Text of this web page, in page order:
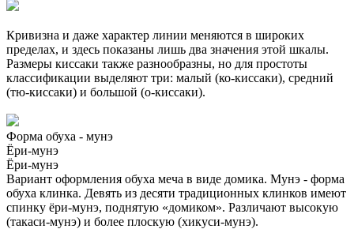
Кривизна и даже характер линии меняются в широких
пределах, и здесь показаны лишь два значения этой шкалы.
Размеры киссаки также разнообразны, но для простоты
классификации выделяют три: малый (ко-киссаки), средний
(тю-киссаки) и большой (о-киссаки).
Форма обуха - мунэ
Ёри-мунэ
Ёри-мунэ
Вариант оформления обуха меча в виде домика. Мунэ - форма
обуха клинка. Девять из десяти традиционных клинков имеют
спинку ёри-мунэ, поднятую «домиком». Различают высокую
(такаси-мунэ) и более плоскую (хикуси-мунэ).